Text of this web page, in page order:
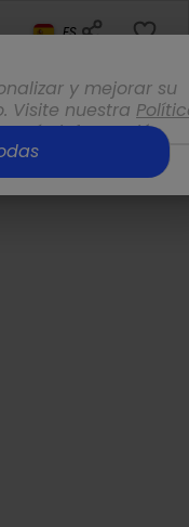
ES
y mejorar su
Visite nuestra
más información.